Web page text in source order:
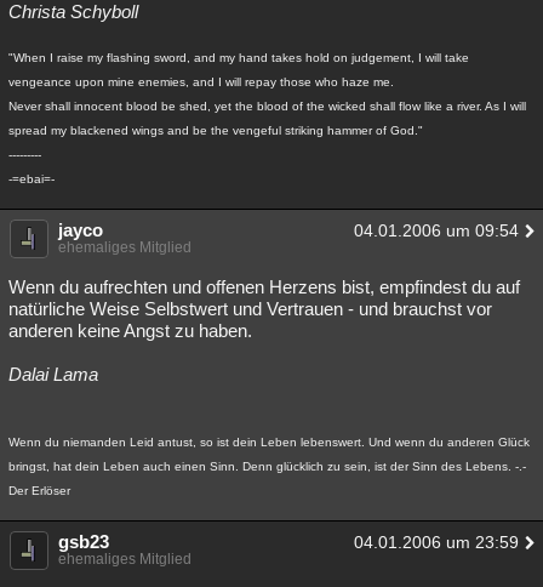
Christa Schyboll
"When I raise my flashing sword, and my hand takes hold on judgement, I will take
vengeance upon mine enemies, and I will repay those who haze me.
Never shall innocent blood be shed, yet the blood of the wicked shall flow like a river. As I will
spread my blackened wings and be the vengeful striking hammer of God."
---------
-=ebai=-
jayco 04.01.2006 um 09:54
ehemaliges Mitglied
Wenn du aufrechten und offenen Herzens bist, empfindest du auf
natürliche Weise Selbstwert und Vertrauen - und brauchst vor
anderen keine Angst zu haben.
Dalai Lama
Wenn du niemanden Leid antust, so ist dein Leben lebenswert. Und wenn du anderen Glück
bringst, hat dein Leben auch einen Sinn. Denn glücklich zu sein, ist der Sinn des Lebens. -.-
Der Erlöser
gsb23 04.01.2006 um 23:59
ehemaliges Mitglied